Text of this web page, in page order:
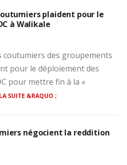
plaident pour le
à Walikale
coutumiers des groupements
pour le déploiement des
pour mettre fin à la «
SUITE &RAQUO ;
négocient la reddition